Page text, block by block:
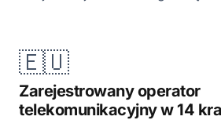
🇪🇺
Zarejestrowany operator
telekomunikacyjny w 14